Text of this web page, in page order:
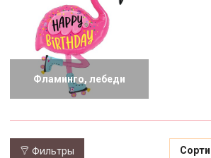
Фламинго, лебеди
Фильтры